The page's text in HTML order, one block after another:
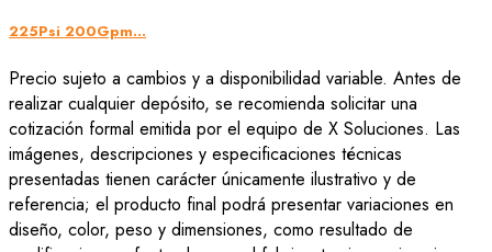
225Psi 200Gpm...
Precio sujeto a cambios y a disponibilidad variable. Antes de
realizar cualquier depósito, se recomienda solicitar una
cotización formal emitida por el equipo de X Soluciones. Las
imágenes, descripciones y especificaciones técnicas
presentadas tienen carácter únicamente ilustrativo y de
referencia; el producto final podrá presentar variaciones en
diseño, color, peso y dimensiones, como resultado de